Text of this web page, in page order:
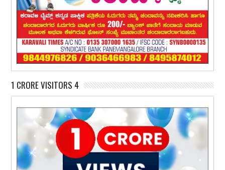
1 CRORE VISITORS 4